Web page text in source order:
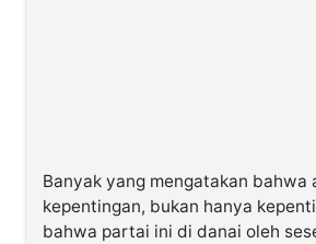
Banyak yang mengatakan
kepentingan, bukan hanya
bahwa partai ini di danai oleh